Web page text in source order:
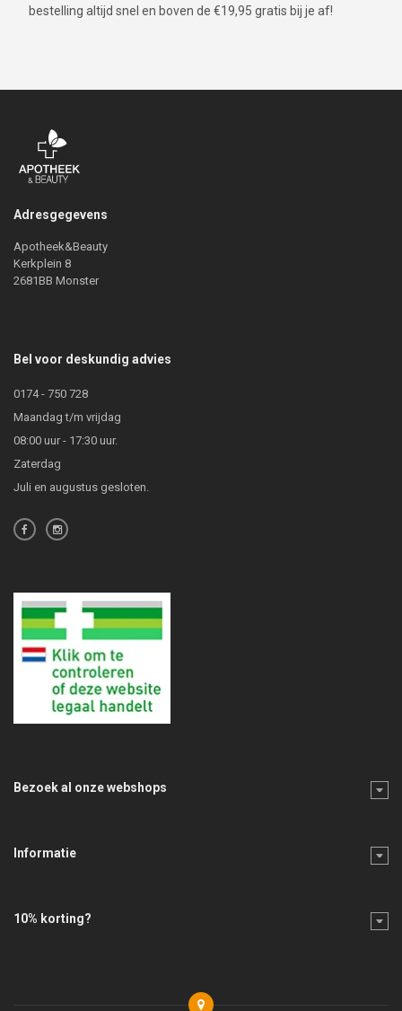
bestelling altijd snel en boven de €19,95 gratis bij je af!
Adresgegevens
Apotheek&Beauty
Kerkplein 8
2681BB Monster
Bel voor deskundig advies
0174 - 750 728
Maandag t/m vrijdag
08:00 uur - 17:30 uur.
Zaterdag
Juli en augustus gesloten.
Bezoek al onze webshops
Informatie
10% korting?